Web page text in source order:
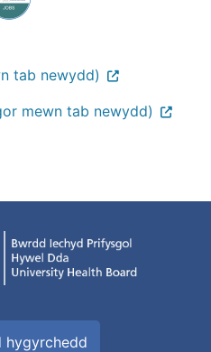
tab newydd)
mewn tab newydd)
hygyrchedd